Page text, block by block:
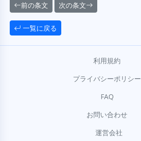
前の条文 次の条文
一覧に戻る
利用規約
プライバシーポリシー
FAQ
お問い合わせ
運営会社